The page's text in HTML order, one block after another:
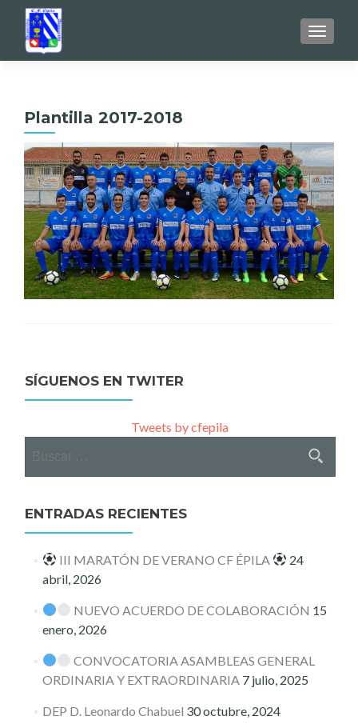
Plantilla 2017-2018
SÍGUENOS EN TWITER
Tweets by cfepila
ENTRADAS RECIENTES
III MARATÓN DE VERANO CF ÉPILA
24
abril, 2026
NUEVO ACUERDO DE COLABORACIÓN 15
enero, 2026
CONVOCATORIA ASAMBLEAS GENERAL
ORDINARIA Y EXTRAORDINARIA 7 julio, 2025
DEP D. Leonardo Chabuel 30 octubre, 2024